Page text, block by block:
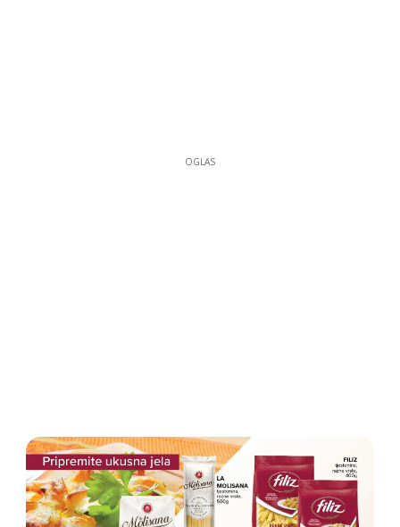
OGLAS